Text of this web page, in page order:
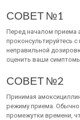
СОВЕТ №1
Перед началом приема
проконсультируйтесь
неправильной
оценить ваши
СОВЕТ №2
Принимая
режиму приема. Обычно
промежутки времени,